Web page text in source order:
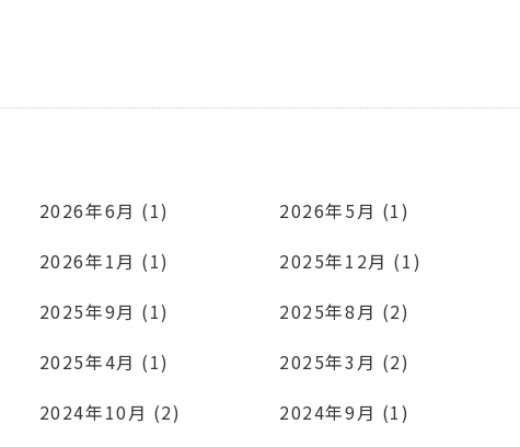
2026年6月 (1) 2026年5月 (1)
2026年1月 (1) 2025年12月 (1)
2025年9月 (1) 2025年8月 (2)
2025年4月 (1) 2025年3月 (2)
2024年10月 (2) 2024年9月 (1)